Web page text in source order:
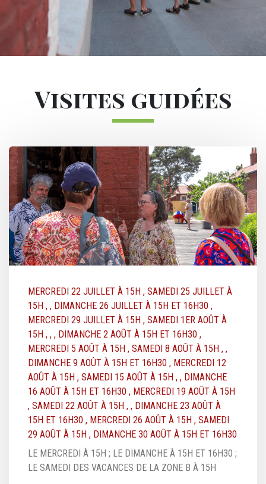
Visites guidées
Image
DATE TEXTE
MERCREDI 22 JUILLET À 15H ,
DATE TEXTE
SAMEDI 25 JUILLET À
15H , ,
DATE TEXTE
DIMANCHE 26 JUILLET À 15H ET 16H30 ,
DATE TEXTE
MERCREDI 29 JUILLET À 15H ,
DATE TEXTE
SAMEDI 1ER AOÛT À
15H , , ,
DATE TEXTE
DIMANCHE 2 AOÛT À 15H ET 16H30 ,
DATE TEXTE
MERCREDI 5 AOÛT À 15H ,
DATE TEXTE
SAMEDI 8 AOÛT À 15H , ,
DATE TEXTE
DIMANCHE 9 AOÛT À 15H ET 16H30 ,
DATE TEXTE
MERCREDI 12
AOÛT À 15H ,
DATE TEXTE
SAMEDI 15 AOÛT À 15H , ,
DATE TEXTE
DIMANCHE
16 AOÛT À 15H ET 16H30 ,
DATE TEXTE
MERCREDI 19 AOÛT À 15H
,
DATE TEXTE
SAMEDI 22 AOÛT À 15H , ,
DATE TEXTE
DIMANCHE 23 AOÛT À
15H ET 16H30 ,
DATE TEXTE
MERCREDI 26 AOÛT À 15H ,
DATE TEXTE
SAMEDI
29 AOÛT À 15H ,
DATE TEXTE
DIMANCHE 30 AOÛT À 15H ET 16H30
LE MERCREDI À 15H ; LE DIMANCHE À 15H ET 16H30 ;
LE SAMEDI DES VACANCES DE LA ZONE B À 15H